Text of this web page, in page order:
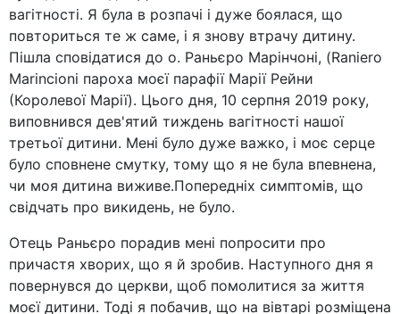
вагітності. Я була в розпачі і дуже боялася, що
повториться те ж саме, і я знову втрачу дитину.
Пішла сповідатися до о. Раньєро Марінчоні, (Raniero
Marincioni пароха моєї парафії Марії Рейни
(Королевої Марії). Цього дня, 10 серпня 2019 року,
виповнився дев'ятий тиждень вагітності нашої
третьої дитини. Мені було дуже важко, і моє серце
було сповнене смутку, тому що я не була впевнена,
чи моя дитина виживе.Попередніх симптомів, що
свідчать про викидень, не було.
Отець Раньєро порадив мені попросити про
причастя хворих, що я й зробив. Наступного дня я
повернувся до церкви, щоб помолитися за життя
моєї дитини. Тоді я побачив, що на вівтарі розміщена